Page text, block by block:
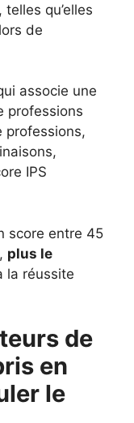
qu’elles
de
associe une
professions
professions,
IPS
score entre 45
plus le
la réussite
de
en
le